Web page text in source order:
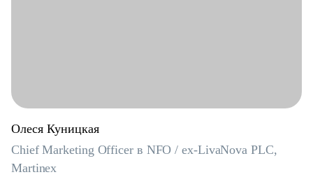
Олеся Куницкая
Chief Marketing Officer в NFO / ex-LivaNova PLC,
Martinex